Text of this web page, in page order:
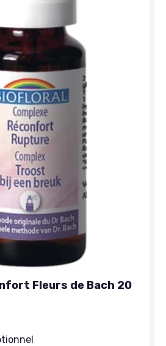
Fleurs de Bach 20